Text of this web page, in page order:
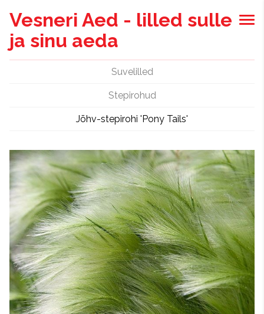
Vesneri Aed - lilled sulle
ja sinu aeda
Suvelilled
Stepirohud
Jõhv-stepirohi 'Pony Tails'